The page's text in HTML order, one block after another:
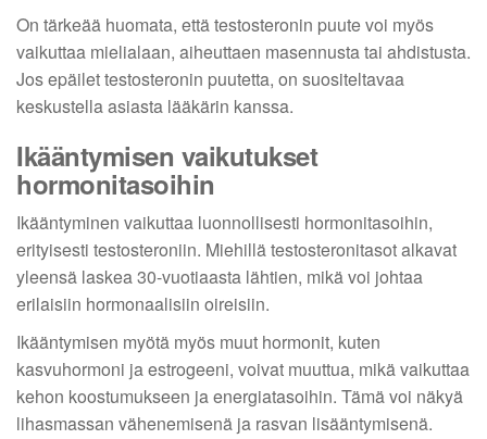
On tärkeää huomata, että testosteronin puute voi myös
vaikuttaa mielialaan, aiheuttaen masennusta tai ahdistusta.
Jos epäilet testosteronin puutetta, on suositeltavaa
keskustella asiasta lääkärin kanssa.
Ikääntymisen vaikutukset
hormonitasoihin
Ikääntyminen vaikuttaa luonnollisesti hormonitasoihin,
erityisesti testosteroniin. Miehillä testosteronitasot alkavat
yleensä laskea 30-vuotiaasta lähtien, mikä voi johtaa
erilaisiin hormonaalisiin oireisiin.
Ikääntymisen myötä myös muut hormonit, kuten
kasvuhormoni ja estrogeeni, voivat muuttua, mikä vaikuttaa
kehon koostumukseen ja energiatasoihin. Tämä voi näkyä
lihasmassan vähenemisenä ja rasvan lisääntymisenä.